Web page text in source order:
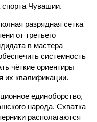
спорта Чувашии.
разрядная сетка
от третьего
в мастера
системность
чёткие ориентиры
их квалификации.
единоборство,
народа. Схватка
располагаются